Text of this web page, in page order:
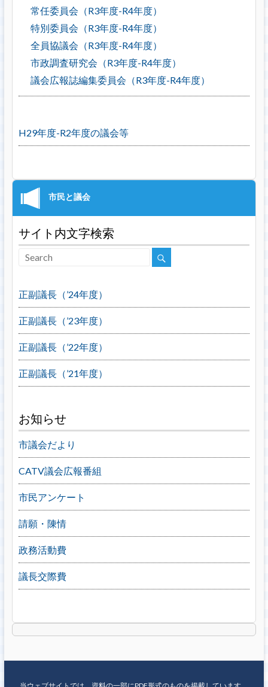
常任委員会（R3年度-R4年度）
特別委員会（R3年度-R4年度）
全員協議会（R3年度-R4年度）
市政調査研究会（R3年度-R4年度）
議会広報誌編集委員会（R3年度-R4年度）
H29年度-R2年度の議会等
サイト内文字検索
正副議長（’24年度）
正副議長（’23年度）
正副議長（’22年度）
正副議長（’21年度）
お知らせ
市議会だより
CATV議会広報番組
市民アンケート
請願・陳情
政務活動費
議長交際費